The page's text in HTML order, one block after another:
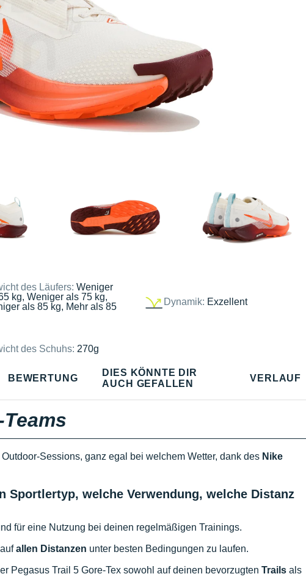
des Läufers:Weniger
kg, Weniger als 75 kg,
als 85 kg, Mehr als 85
Dynamik: Exzellent
des Schuhs: 270g
BEWERTUNG
DIES KÖNNTE DIR
AUCH GEFALLEN
VERLAUF
Sessions, ganz egal bei welchem Wetter, dank des Nike
Sportlertyp, welche Verwendung, welche Distanz
für eine Nutzung bei deinen regelmäßigen Trainings.
allen Distanzen unter besten Bedingungen zu laufen.
Pegasus Trail 5 Gore-Tex sowohl auf deinen bevorzugten Trails als